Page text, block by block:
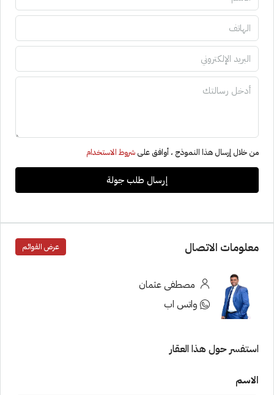
من خلال إرسال هذا النموذج ، أوافق على شروط الاستخدام
إرسال طلب جولة
معلومات الاتصال عرض القوائم
مصطفى عثمان
واتس اب
استفسر حول هذا العقار
الاسم